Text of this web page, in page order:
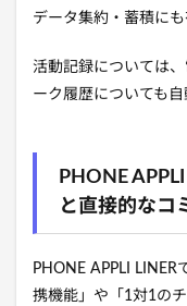
データ集約・蓄積にも
活動記録については
ーク履歴についても自
PHONE
と直接的なコ
PHONE APPLI
携機能」や「1対1の